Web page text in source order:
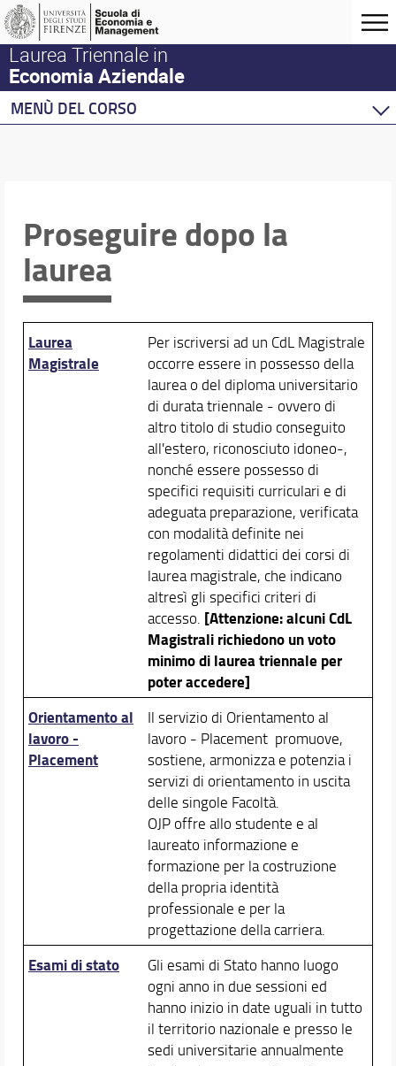
Laurea Triennale in
Economia Aziendale
MENÙ DEL CORSO
Insegnamenti e Piano di Studio
Compilare il piano di Studio
Conoscenze Linguistiche
Competenze Informatiche
Laboratorio Competenze Trasversali
Tutor Didattici e Supporto Studenti
Mobilità Internazionale
Prova Finale e Conseguimento del Titolo
Placement - Orientarsi al Lavoro
Proseguire dopo la laurea
Orario e calendari
Proseguire dopo la
laurea
Laurea
Magistrale
Per iscriversi ad un CdL Magistrale
occorre essere in possesso della
laurea o del diploma universitario
di durata triennale - ovvero di
altro titolo di studio conseguito
all'estero, riconosciuto idoneo-,
nonché essere possesso di
specifici requisiti curriculari e di
adeguata preparazione, verificata
con modalità definite nei
regolamenti didattici dei corsi di
laurea magistrale, che indicano
altresì gli specifici criteri di
accesso. [Attenzione: alcuni CdL
Magistrali richiedono un voto
minimo di laurea triennale per
poter accedere]
Orientamento al
lavoro -
Placement
Il servizio di Orientamento al
lavoro - Placement promuove,
sostiene, armonizza e potenzia i
servizi di orientamento in uscita
delle singole Facoltà.
OJP offre allo studente e al
laureato informazione e
formazione per la costruzione
della propria identità
professionale e per la
progettazione della carriera.
Esami di stato
Gli esami di Stato hanno luogo
ogni anno in due sessioni ed
hanno inizio in date uguali in tutto
il territorio nazionale e presso le
sedi universitarie annualmente